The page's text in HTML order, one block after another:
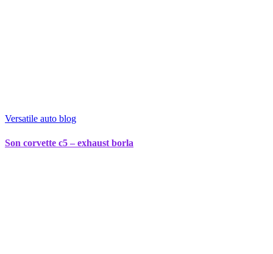
Versatile auto blog
Son corvette c5 – exhaust borla